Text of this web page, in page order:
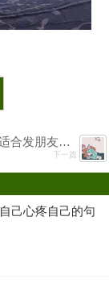
晚安短句：适合发朋友圈的心情语录
下一篇
己心疼自己的句